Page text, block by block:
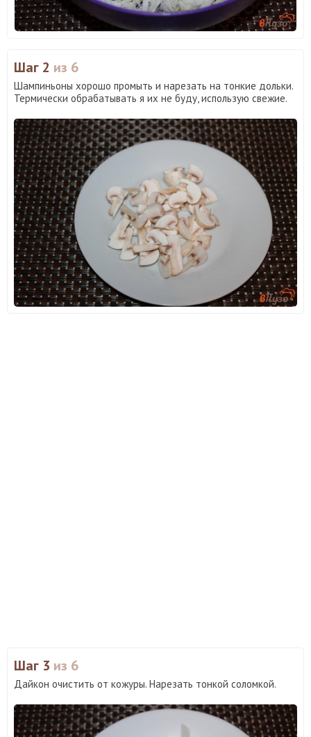
Шаг 2 из 6
Шампиньоны хорошо промыть и нарезать на тонкие дольки.
Термически обрабатывать я их не буду, использую свежие.
Шаг 3 из 6
Дайкон очистить от кожуры. Нарезать тонкой соломкой.